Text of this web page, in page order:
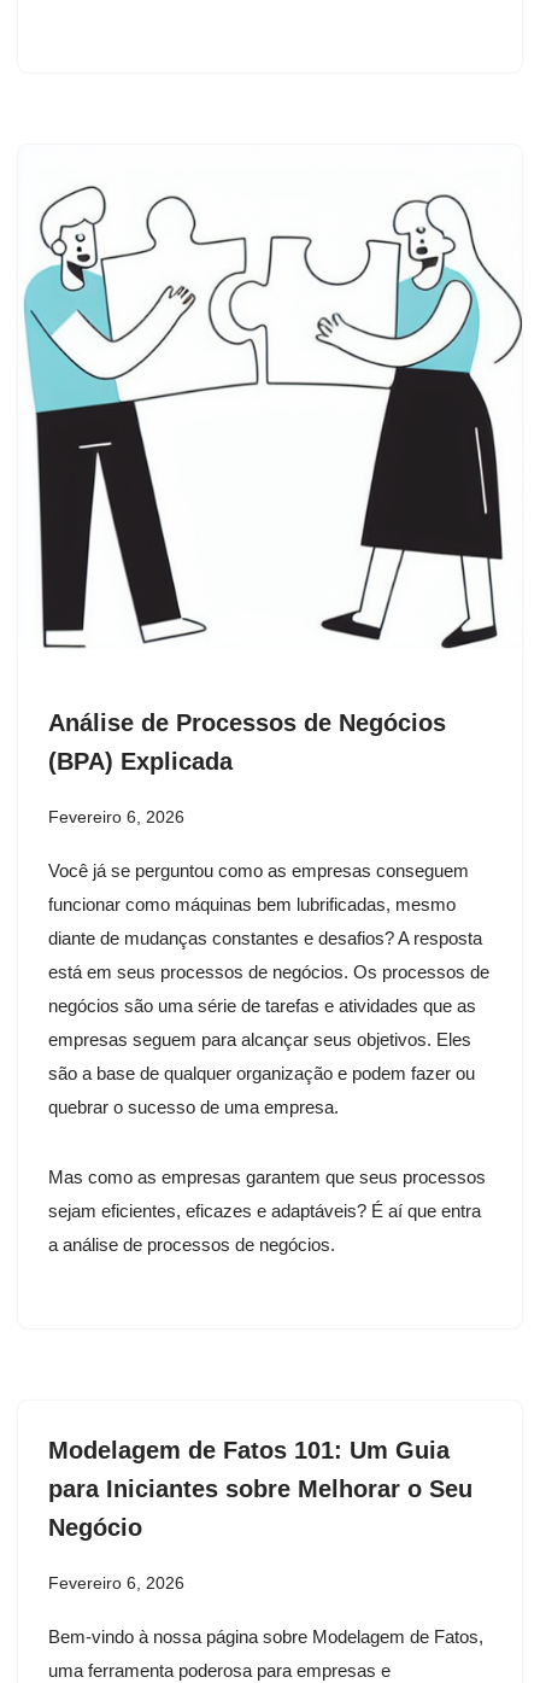
Análise de Processos de Negócios
(BPA) Explicada
Fevereiro 6, 2026
Você já se perguntou como as empresas conseguem
funcionar como máquinas bem lubrificadas, mesmo
diante de mudanças constantes e desafios? A resposta
está em seus processos de negócios. Os processos de
negócios são uma série de tarefas e atividades que as
empresas seguem para alcançar seus objetivos. Eles
são a base de qualquer organização e podem fazer ou
quebrar o sucesso de uma empresa.
Mas como as empresas garantem que seus processos
sejam eficientes, eficazes e adaptáveis? É aí que entra
a análise de processos de negócios.
Modelagem de Fatos 101: Um Guia
para Iniciantes sobre Melhorar o Seu
Negócio
Fevereiro 6, 2026
Bem-vindo à nossa página sobre Modelagem de Fatos,
uma ferramenta poderosa para empresas e